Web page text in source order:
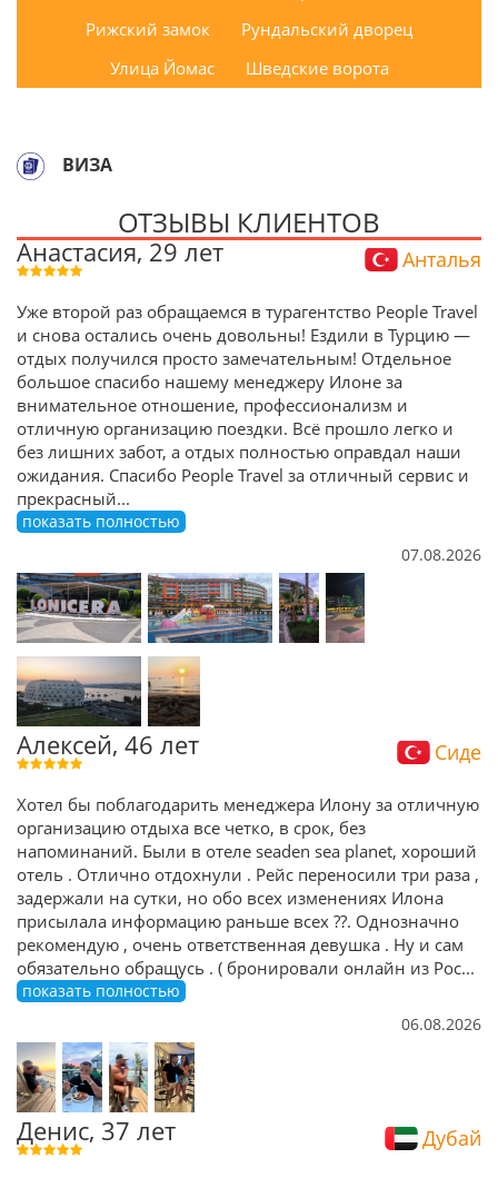
Рижский замок
Рундальский дворец
Улица Йомас
Шведские ворота
ВИЗА
ОТЗЫВЫ КЛИЕНТОВ
Анастасия, 29 лет Анталья
Уже второй раз обращаемся в турагентство People Travel
и снова остались очень довольны! Ездили в Турцию —
отдых получился просто замечательным! Отдельное
большое спасибо нашему менеджеру Илоне за
внимательное отношение, профессионализм и
отличную организацию поездки. Всё прошло легко и
без лишних забот, а отдых полностью оправдал наши
ожидания. Спасибо People Travel за отличный сервис и
прекрасный...
показать полностью
07.08.2026
Алексей, 46 лет Сиде
Хотел бы поблагодарить менеджера Илону за отличную
организацию отдыха все четко, в срок, без
напоминаний. Были в отеле seaden sea planet, хороший
отель . Отлично отдохнули . Рейс переносили три раза ,
задержали на сутки, но обо всех изменениях Илона
присылала информацию раньше всех ??. Однозначно
рекомендую , очень ответственная девушка . Ну и сам
обязательно обращусь . ( бронировали онлайн из Рос...
показать полностью
06.08.2026
Денис, 37 лет Дубай